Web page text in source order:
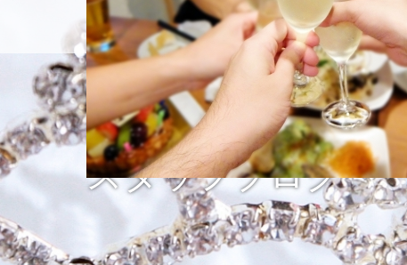
ホーム 入会のご案内
スタッフブログ